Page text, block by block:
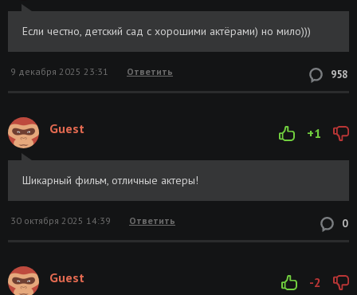
Если честно, детский сад с хорошими актёрами) но мило)))
958
9 декабря 2025 23:31 Ответить
+1
Guest
Шикарный фильм, отличные актеры!
0
30 октября 2025 14:39 Ответить
-2
Guest